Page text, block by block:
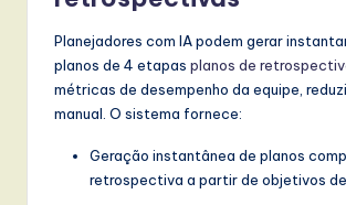
Planejadores com IA podem gerar
planos de 4 etapas planos de
métricas de desempenho da equipe,
manual. O sistema fornece:
Geração instantânea de planos
retrospectiva a partir de objetivos